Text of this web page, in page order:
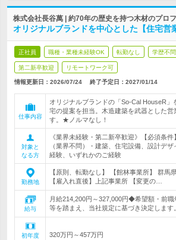
株式会社長谷萬 | 約70年の歴史を持つ木材のプロ
オリジナルブランドを中心とした【住宅
正社員 職種・業種未経験OK 転勤なし 学歴不問
第二新卒歓迎 リモートワーク可
情報更新日：2026/07/24 終了予定日： 2027/01/14
仕事内容
オリジナルブランドの「So-Cal HouseR」
宅の提案を担当。木造建築を武器とした営
す。★ノルマなし！
対象と
なる方
《業界未経験・第二新卒歓迎》【必須条
（業界不問）・建築、住宅設備、設計デ
経験、いずれかのご経験
勤務地
【原則、転勤なし】 【館林事業所】 群馬
【雇入れ直後】上記事業所 【変更の…
給与
月給214,200円～327,000円◆希望額・前
等を踏まえ、当社規定に基づき決定しま
初年度
320万円～457万円